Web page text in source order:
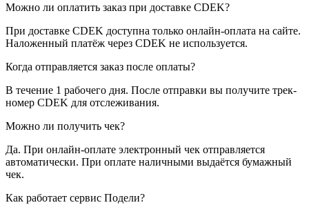
Можно ли оплатить заказ при доставке CDEK?
При доставке CDEK доступна только онлайн-оплата на сайте.
Наложенный платёж через CDEK не используется.
Когда отправляется заказ после оплаты?
В течение 1 рабочего дня. После отправки вы получите трек-
номер CDEK для отслеживания.
Можно ли получить чек?
Да. При онлайн-оплате электронный чек отправляется
автоматически. При оплате наличными выдаётся бумажный
чек.
Как работает сервис Подели?